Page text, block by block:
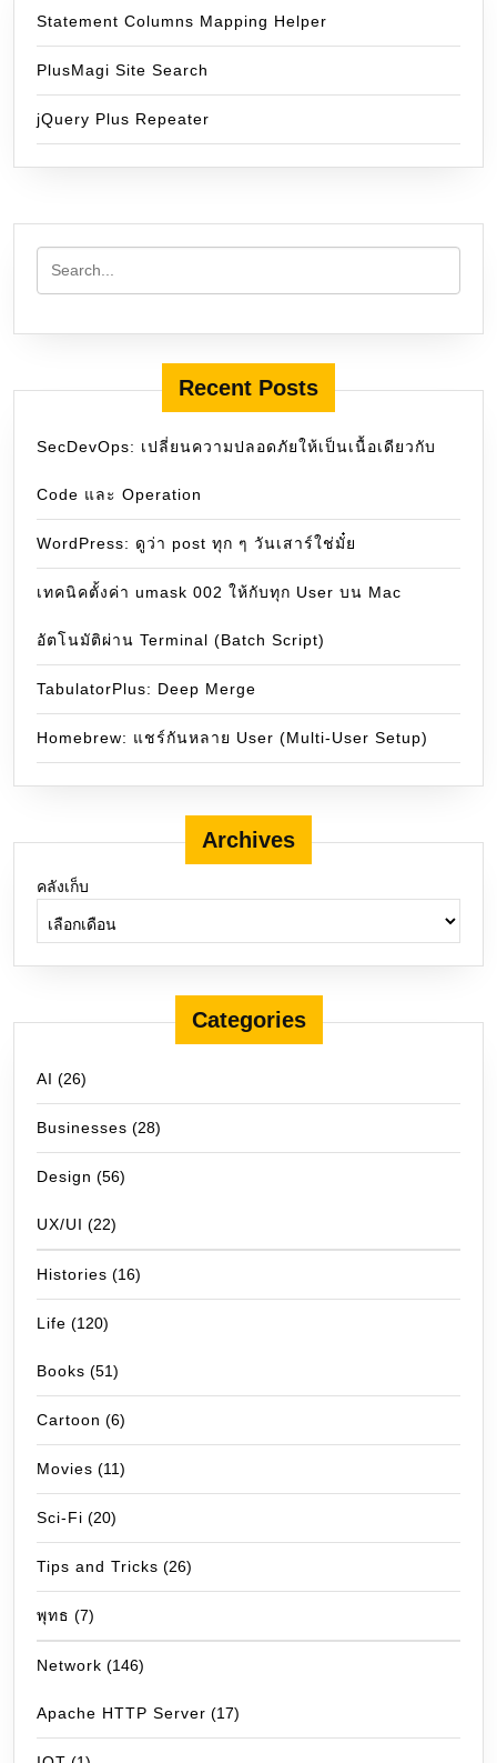
Statement Columns Mapping Helper
PlusMagi Site Search
jQuery Plus Repeater
Recent Posts
SecDevOps: เปลี่ยนความปลอดภัยให้เป็นเนื้อเดียวกับ
Code และ Operation
WordPress: ดูว่า post ทุก ๆ วันเสาร์ใช่มั๋ย
เทคนิคตั้งค่า umask 002 ให้กับทุก User บน Mac
อัตโนมัติผ่าน Terminal (Batch Script)
TabulatorPlus: Deep Merge
Homebrew: แชร์กันหลาย User (Multi-User Setup)
Archives
คลังเก็บ
Categories
AI (26)
Businesses (28)
Design (56)
UX/UI (22)
Histories (16)
Life (120)
Books (51)
Cartoon (6)
Movies (11)
Sci-Fi (20)
Tips and Tricks (26)
พุทธ (7)
Network (146)
Apache HTTP Server (17)